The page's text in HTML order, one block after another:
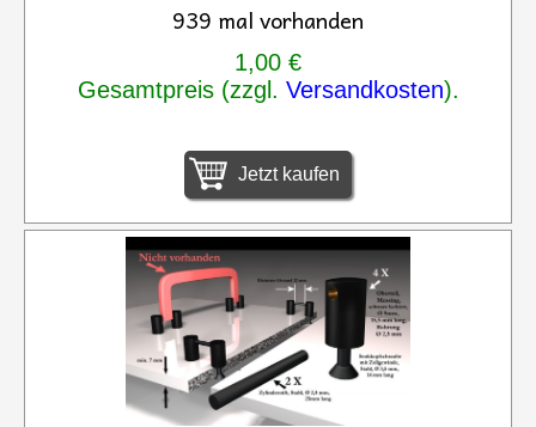
939 mal vorhanden
1,00 €
Gesamtpreis (zzgl. Versandkosten).
Jetzt kaufen